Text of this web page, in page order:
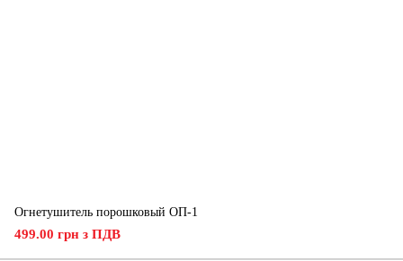
Огнетушитель порошковый ОП-1
499.00 грн з ПДВ